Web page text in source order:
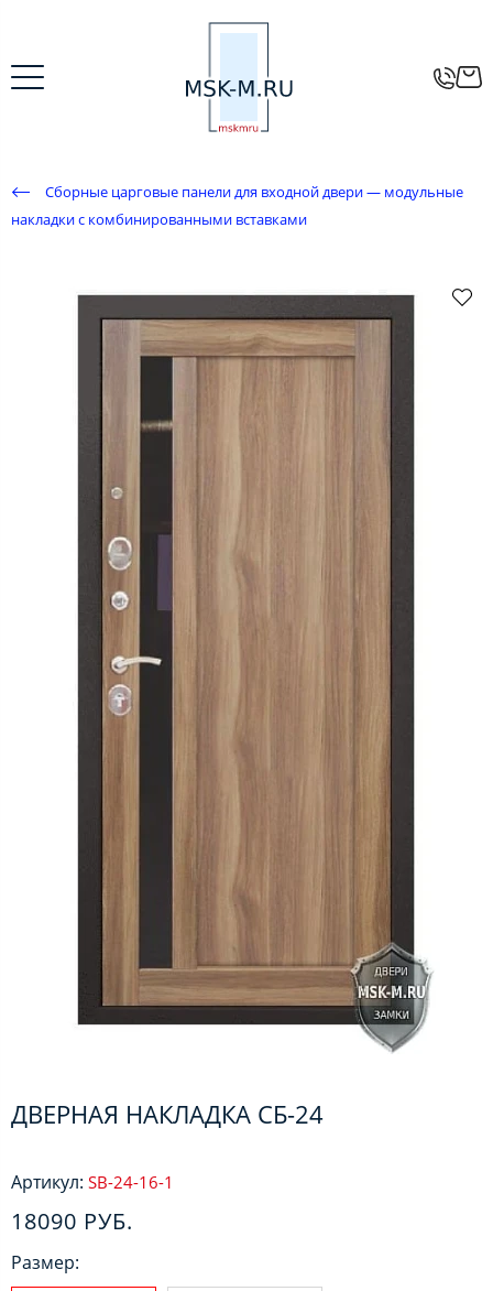
Сборные царговые панели для входной двери — модульные
накладки с комбинированными вставками
ДВЕРНАЯ НАКЛАДКА СБ-24
Артикул: SB-24-16-1
18090 РУБ.
Размер: